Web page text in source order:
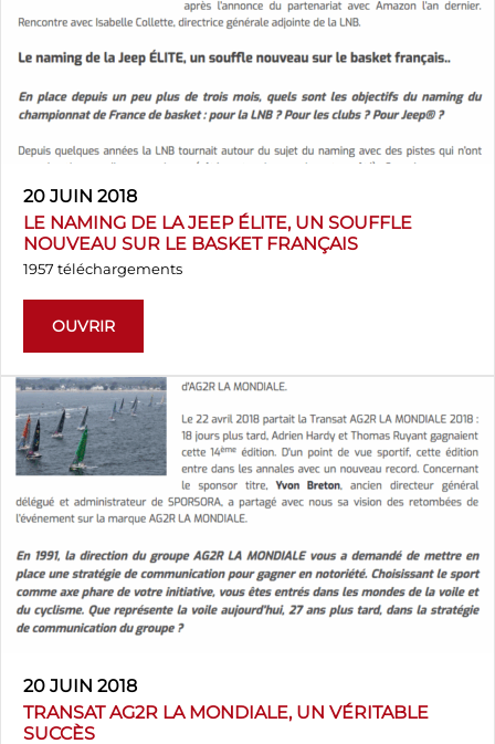
20 JUIN 2018
LE NAMING DE LA JEEP ÉLITE, UN SOUFFLE
NOUVEAU SUR LE BASKET FRANÇAIS
1957 téléchargements
OUVRIR
20 JUIN 2018
TRANSAT AG2R LA MONDIALE, UN VÉRITABLE
SUCCÈS